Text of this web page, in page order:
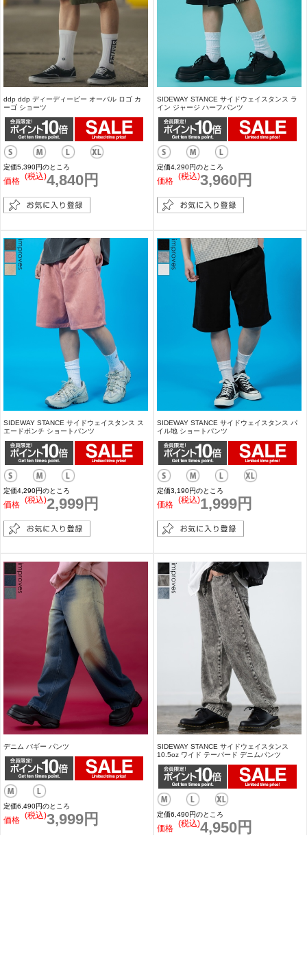
ddp ddp ディーディーピー オーバル ロゴ カ
ーゴ ショーツ
定価5,390円のところ
価格 4,840円
(税込)
SIDEWAY STANCE サイドウェイスタンス ラ
イン ジャージ ハーフパンツ
定価4,290円のところ
価格 3,960円
(税込)
SIDEWAY STANCE サイドウェイスタンス ス
エードポンチ ショートパンツ
定価4,290円のところ
価格 2,999円
(税込)
SIDEWAY STANCE サイドウェイスタンス パ
イル地 ショートパンツ
定価3,190円のところ
価格 1,999円
(税込)
デニム バギー パンツ
定価6,490円のところ
価格 3,999円
(税込)
SIDEWAY STANCE サイドウェイスタンス
10.5oz ワイド テーパード デニムパンツ
定価6,490円のところ
価格 4,950円
(税込)